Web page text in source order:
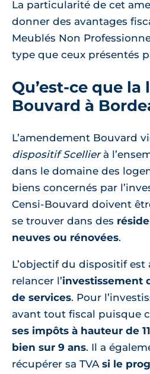
La particularité de cet
donner des avantages
Meublés Non
type que ceux présentés
Qu’est-ce que la
Bouvard à
L’amendement Bouvard
dispositif Scellierà
dans le domaine des
biens concernés par
Censi-Bouvard doivent
se trouver dans des
neuves ou rénovées.
L’objectif du dispositif
relancer l’investissement
de services. Pour
avant tout fiscal puisque
ses impôts à hauteur de
bien sur 9 ans. Il a
récupérer sa TVA si le